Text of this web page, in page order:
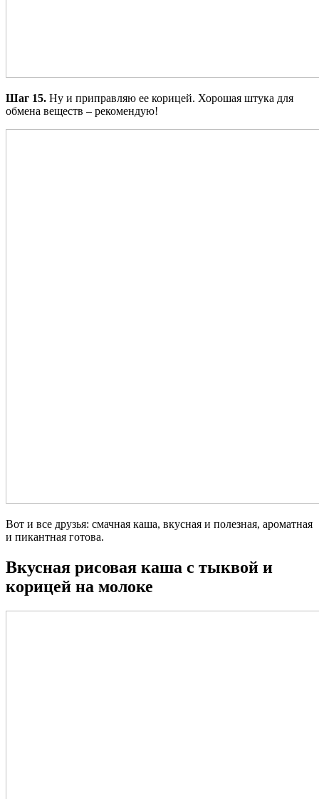
Шаг 15. Ну и приправляю ее корицей. Хорошая штука для
обмена веществ – рекомендую!
Вот и все друзья: смачная каша, вкусная и полезная, ароматная
и пикантная готова.
Вкусная рисовая каша с тыквой и
корицей на молоке